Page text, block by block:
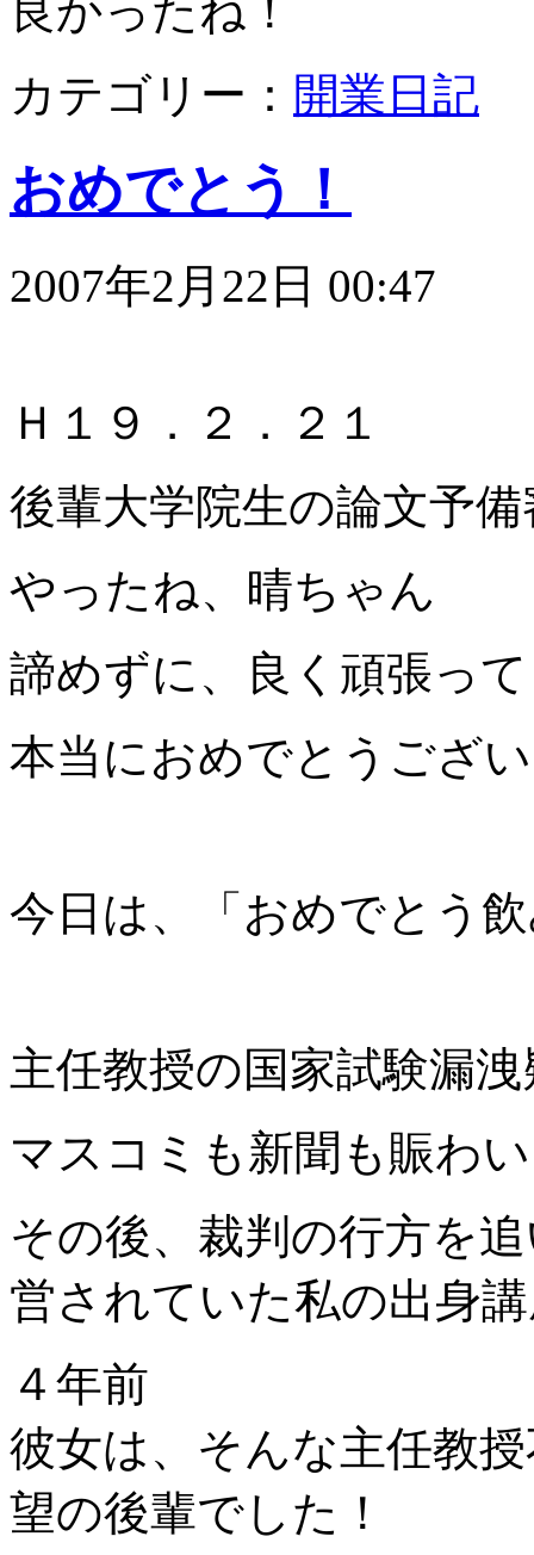
良かったね！
カテゴリー： 開業日記
おめでとう！
2007年2月22日 00:47
Ｈ１９．２．２１
後輩大学院生の論文予
やったね、晴ちゃん
諦めずに、良く頑張っ
本当におめでとうござ
今日は、「おめでとう
主任教授の国家試験漏
マスコミも新聞も賑わ
その後、裁判の行方を
営されていた私の出身
４年前
彼女は、そんな主任教
望の後輩でした！